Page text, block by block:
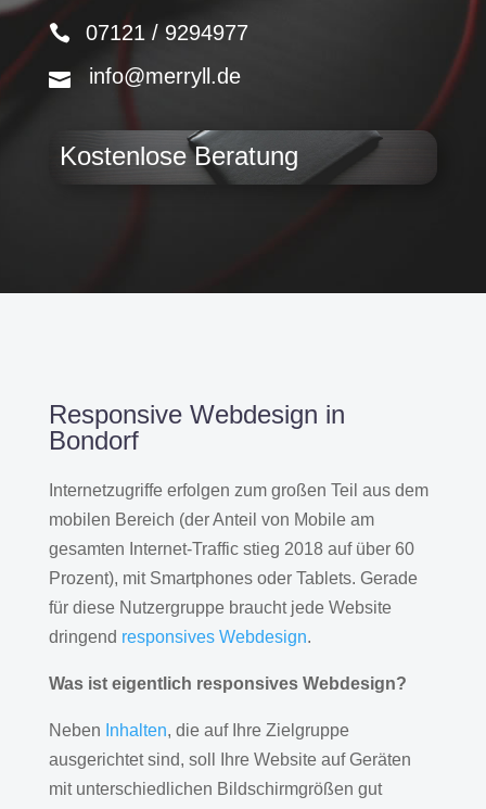
07121 / 9294977
info@merryll.de
Kostenlose Beratung
Responsive Webdesign in
Bondorf
Internetzugriffe erfolgen zum großen Teil aus dem
mobilen Bereich (der Anteil von Mobile am
gesamten Internet-Traffic stieg 2018 auf über 60
Prozent), mit Smartphones oder Tablets. Gerade
für diese Nutzergruppe braucht jede Website
dringend responsives Webdesign.
Was ist eigentlich responsives Webdesign?
Neben Inhalten, die auf Ihre Zielgruppe
ausgerichtet sind, soll Ihre Website auf Geräten
mit unterschiedlichen Bildschirmgrößen gut